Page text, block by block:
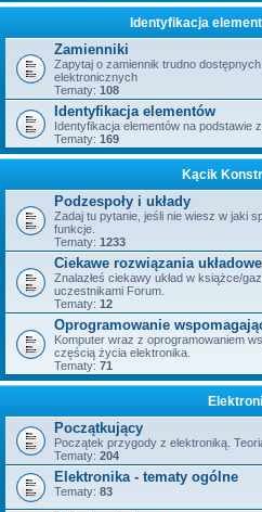
Identyfikacja
Zamienniki
Zapytaj o zamiennik trudno
elektronicznych
Tematy: 108
Identyfikacja elementów
Identyfikacja elementów na podstawie
Tematy: 169
Kącik
Podzespoły i układy
Zadaj tu pytanie, jeśli nie wiesz w jaki
funkcje.
Tematy: 1233
Ciekawe rozwiązania układowe
Znalazłeś ciekawy układ w książce/
uczestnikami Forum.
Tematy: 12
Oprogramowanie
Komputer wraz z oprogramowaniem
częścią życia elektronika.
Tematy: 71
Początkujący
Początek przygody z elektroniką.
Tematy: 204
Elektronika - tematy ogólne
Tematy: 83